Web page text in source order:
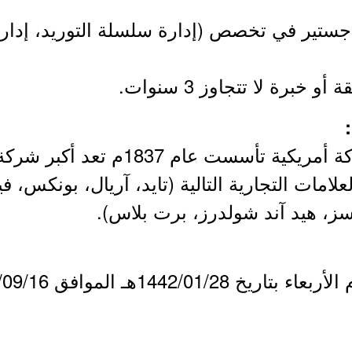
في تخصص (إدارة سلسلة التوريد،
لا تتجاوز 3 سنوات.
- شركة بروكتر وغامبل شركة
التجارية التالية (تايد، آريال، بونكس،
هيد آند شولدرز، برت بلاس).